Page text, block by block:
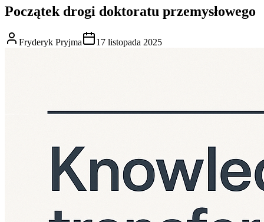
Początek drogi doktoratu przemysłowego
Fryderyk Pryjma 17 listopada 2025